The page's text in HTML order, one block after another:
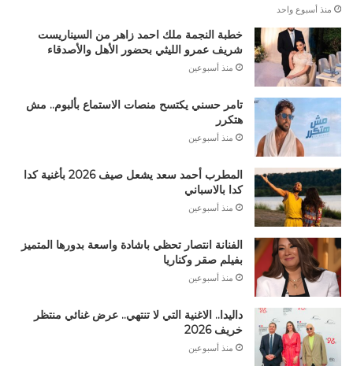
منذ أسبوع واحد
خطبة النجمة ملك احمد زاهر من السيناريست
شريف عمرو الليثي بحضور الأهل والأصدقاء
منذ أسبوعين
تامر حسني يكتسح منصات الاستماع بألبوم.. مش
هتكرر
منذ أسبوعين
المطرب أحمد سعد يشعل صيف 2026 بأغنية كدا
كدا بالاسباني
منذ أسبوعين
الفنانة انتصار تحظي باشادة واسعة بدورها المتميز
بفيلم صقر وكناريا
منذ أسبوعين
داليدا.. الاغنية التي لا تنتهي.. عرض غنائي منتظر
خريف 2026
منذ أسبوعين